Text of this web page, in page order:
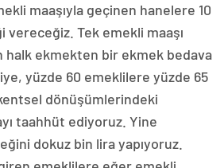
maaşıyla geçinen hanelere 10
vereceğiz. Tek emekli maaşı
halk ekmekten bir ekmek bedava
yüzde 60 emeklilere yüzde 65
dönüşümlerindeki
taahhüt ediyoruz. Yine
dokuz bin lira yapıyoruz.